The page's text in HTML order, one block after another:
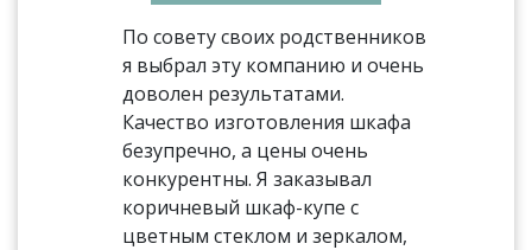
По совету своих родственников
я выбрал эту компанию и очень
доволен результатами.
Качество изготовления шкафа
безупречно, а цены очень
конкурентны. Я заказывал
коричневый шкаф-купе с
цветным стеклом и зеркалом,